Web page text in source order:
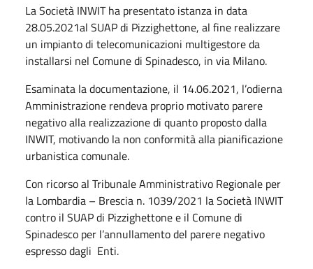
La Società INWIT ha presentato istanza in data
28.05.2021al SUAP di Pizzighettone, al fine realizzare
un impianto di telecomunicazioni multigestore da
installarsi nel Comune di Spinadesco, in via Milano.
Esaminata la documentazione, il 14.06.2021, l’odierna
Amministrazione rendeva proprio motivato parere
negativo alla realizzazione di quanto proposto dalla
INWIT, motivando la non conformità alla pianificazione
urbanistica comunale.
Con ricorso al Tribunale Amministrativo Regionale per
la Lombardia – Brescia n. 1039/2021 la Società INWIT
contro il SUAP di Pizzighettone e il Comune di
Spinadesco per l’annullamento del parere negativo
espresso dagli Enti.